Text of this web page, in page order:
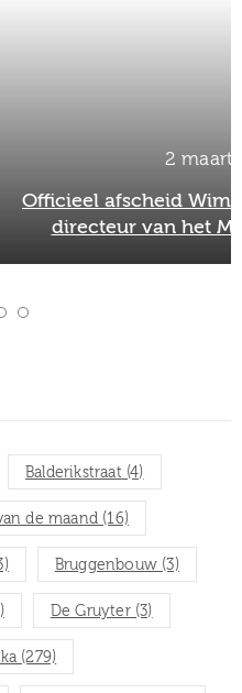
Scharenburg als
van Zuilen
Balderikstraat(4)
de maand (16)
Bruggenbouw (3)
De Gruyter(3)
(279)